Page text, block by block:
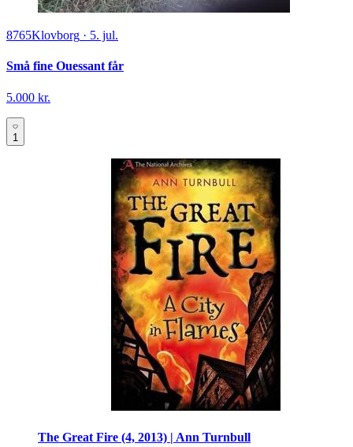
8765Klovborg · 5. jul.
Små fine Ouessant får
5.000 kr.
1
The Great Fire (4, 2013) | Ann Turnbull